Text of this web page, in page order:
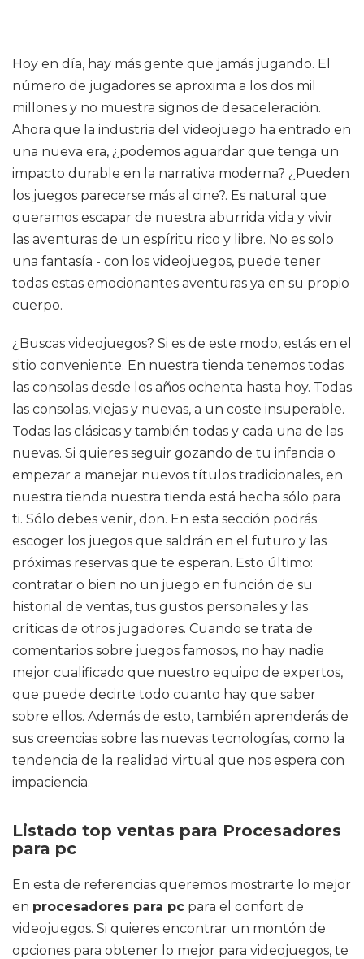
Hoy en día, hay más gente que jamás jugando. El
número de jugadores se aproxima a los dos mil
millones y no muestra signos de desaceleración.
Ahora que la industria del videojuego ha entrado en
una nueva era, ¿podemos aguardar que tenga un
impacto durable en la narrativa moderna? ¿Pueden
los juegos parecerse más al cine?. Es natural que
queramos escapar de nuestra aburrida vida y vivir
las aventuras de un espíritu rico y libre. No es solo
una fantasía - con los videojuegos, puede tener
todas estas emocionantes aventuras ya en su propio
cuerpo.
¿Buscas videojuegos? Si es de este modo, estás en el
sitio conveniente. En nuestra tienda tenemos todas
las consolas desde los años ochenta hasta hoy. Todas
las consolas, viejas y nuevas, a un coste insuperable.
Todas las clásicas y también todas y cada una de las
nuevas. Si quieres seguir gozando de tu infancia o
empezar a manejar nuevos títulos tradicionales, en
nuestra tienda nuestra tienda está hecha sólo para
ti. Sólo debes venir, don. En esta sección podrás
escoger los juegos que saldrán en el futuro y las
próximas reservas que te esperan. Esto último:
contratar o bien no un juego en función de su
historial de ventas, tus gustos personales y las
críticas de otros jugadores. Cuando se trata de
comentarios sobre juegos famosos, no hay nadie
mejor cualificado que nuestro equipo de expertos,
que puede decirte todo cuanto hay que saber
sobre ellos. Además de esto, también aprenderás de
sus creencias sobre las nuevas tecnologías, como la
tendencia de la realidad virtual que nos espera con
impaciencia.
Listado top ventas para Procesadores
para pc
En esta de referencias queremos mostrarte lo mejor
en procesadores para pc para el confort de
videojuegos. Si quieres encontrar un montón de
opciones para obtener lo mejor para videojuegos, te